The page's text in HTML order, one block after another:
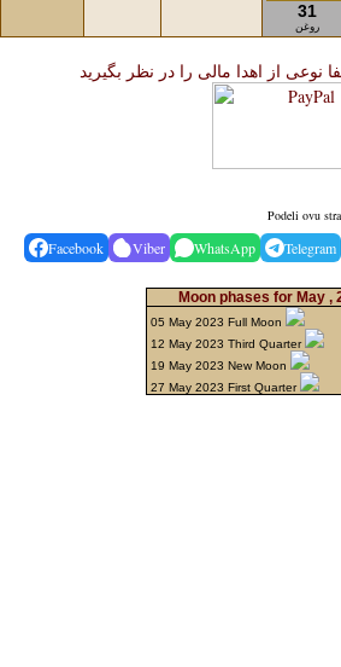
31
روغن
نوعی از اهدا مالی را در نظر بگیرید
Podeli ovu
Facebook Viber WhatsApp Telegram
Moon phases for May ,
05 May 2023 Full Moon
12 May 2023 Third Quarter
19 May 2023 New Moon
27 May 2023 First Quarter